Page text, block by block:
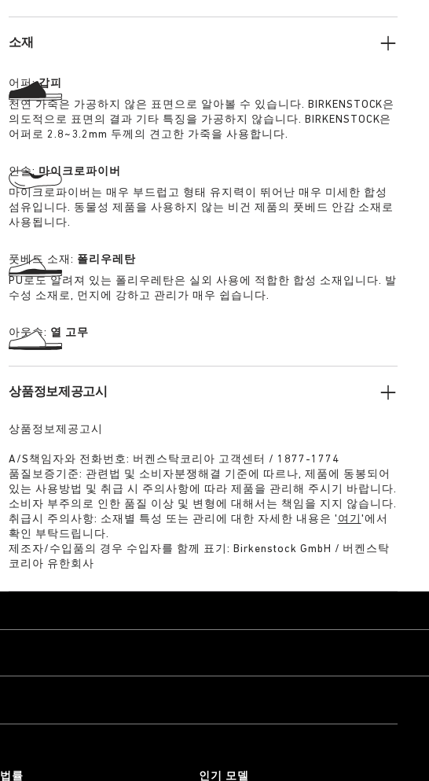
소재
어퍼:갑피
천연 가죽은 가공하지 않은 표면으로 알아볼 수 있습니다. BIRKENSTOCK은
의도적으로 표면의 결과 기타 특징을 가공하지 않습니다. BIRKENSTOCK은
어퍼로 2.8~3.2mm 두께의 견고한 가죽을 사용합니다.
인솔:마이크로파이버
마이크로파이버는 매우 부드럽고 형태 유지력이 뛰어난 매우 미세한 합성
섬유입니다. 동물성 제품을 사용하지 않는 비건 제품의 풋베드 안감 소재로
사용됩니다.
풋베드 소재: 폴리우레탄
PU로도 알려져 있는 폴리우레탄은 실외 사용에 적합한 합성 소재입니다. 발
수성 소재로, 먼지에 강하고 관리가 매우 쉽습니다.
아웃솔: 열 고무
상품정보제공고시
상품정보제공고시
A/S책임자와 전화번호: 버켄스탁코리아 고객센터 / 1877-1774
품질보증기준: 관련법 및 소비자분쟁해결 기준에 따르나, 제품에 동봉되어
있는 사용방법 및 취급 시 주의사항에 따라 제품을 관리해 주시기 바랍니다.
소비자 부주의로 인한 품질 이상 및 변형에 대해서는 책임을 지지 않습니다.
취급시 주의사항: 소재별 특성 또는 관리에 대한 자세한 내용은 ' 여기 '에서
확인 부탁드립니다.
제조자/수입품의 경우 수입자를 함께 표기: Birkenstock GmbH / 버켄스탁
코리아 유한회사
법률 인기 모델